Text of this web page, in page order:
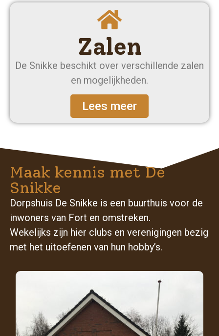
Zalen
De Snikke beschikt over verschillende zalen
en mogelijkheden.
Lees meer
Maak kennis met De
Snikke
Dorpshuis De Snikke is een buurthuis voor de
inwoners van Fort en omstreken.
Wekelijks zijn hier clubs en verenigingen bezig
met het uitoefenen van hun hobby’s.